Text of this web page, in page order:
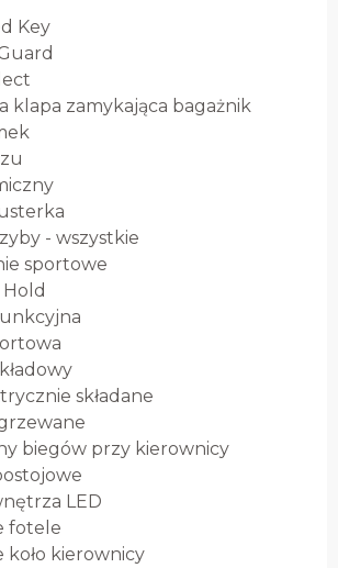
Key
klapa zamykająca bagażnik
- wszystkie
sportowe
składane
biegów przy kierownicy
LED
fotele
kierownicy